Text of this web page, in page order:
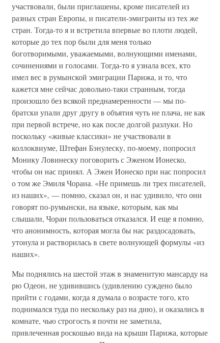
участвовали, были приглашены, кроме писателей из
разных стран Европы, и писатели-эмигранты из тех же
стран. Тогда-то я и встретила впервые во плоти людей,
которые до тех пор были для меня только
боготворимыми, уважаемыми, волнующими именами,
сочинениями и голосами. Тогда-то я узнала всех, кто
имел вес в румынской эмиграции Парижа, и то, что
кажется мне сейчас довольно-таки странным, тогда
произошло без всякой преднамеренности — мы по-
братски упали друг другу в объятия чуть не плача, не как
при первой встрече, но как после долгой разлуки. Но
поскольку «живые классики» не участвовали в
коллоквиуме, Штефан Бэнулеску, по-моему, попросил
Монику Ловинеску поговорить с Эженом Ионеско,
чтобы он нас принял. А Эжен Ионеско при нас попросил
о том же Эмиля Чорана. «Не примешь ли трех писателей,
из наших», — помню, сказал он, и нас удивило, что они
говорят по-румынски, на языке, которым, как мы
слышали, Чоран пользоваться отказался. И еще я помню,
что анонимность, которая могла бы нас раздосадовать,
утонула и растворилась в свете волнующей формулы «из
наших».
Мы поднялись на шестой этаж в знаменитую мансарду на
рю Одеон, не удивившись (удивлению суждено было
прийти с годами, когда я думала о возрасте того, кто
поднимался туда по нескольку раз на дню), и оказались в
комнате, чью строгость я почти не заметила,
привлеченная роскошью вида на крыши Парижа, которые